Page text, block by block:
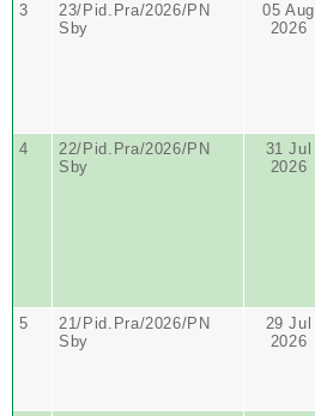
3
23/Pid.Pra/2026/PN
Sby
05 Aug
2026
4
22/Pid.Pra/2026/PN
Sby
31 Jul
2026
5
21/Pid.Pra/2026/PN
Sby
29 Jul
2026